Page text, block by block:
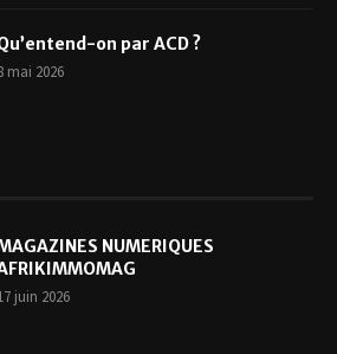
on par ACD ?
mai 2026
NUMERIQUES
juin 2026